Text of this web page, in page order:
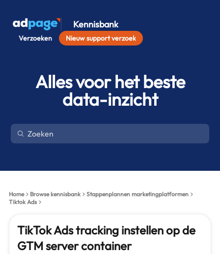
Kennisbank
Verzoeken Nieuw support verzoek
Alles voor het beste
data-inzicht
Home Browse kennisbank
Stappenplannen marketingplatformen
Tiktok Ads
TikTok Ads tracking instellen op de
GTM server container